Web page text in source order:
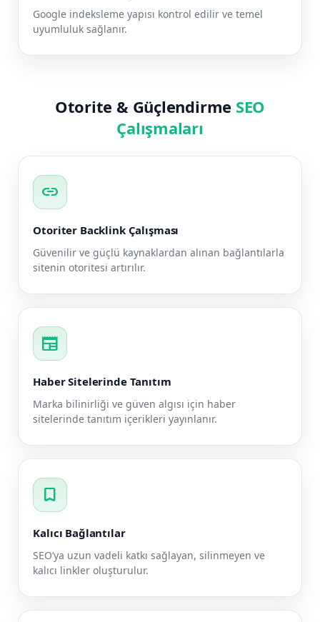
Google indeksleme yapısı kontrol edilir ve temel
uyumluluk sağlanır.
Otorite & Güçlendirme SEO
Çalışmaları
link
Otoriter Backlink Çalışması
Güvenilir ve güçlü kaynaklardan alınan bağlantılarla
sitenin otoritesi artırılır.
newspaper
Haber Sitelerinde Tanıtım
Marka bilinirliği ve güven algısı için haber
sitelerinde tanıtım içerikleri yayınlanır.
bookmark
Kalıcı Bağlantılar
SEO’ya uzun vadeli katkı sağlayan, silinmeyen ve
kalıcı linkler oluşturulur.